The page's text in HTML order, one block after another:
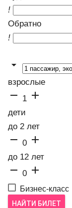
!
Обратно
!

взрослые
 1 
дети
до 2 лет
 0 
до 12 лет
 0 
Бизнес-класс
НАЙТИ БИЛЕТ